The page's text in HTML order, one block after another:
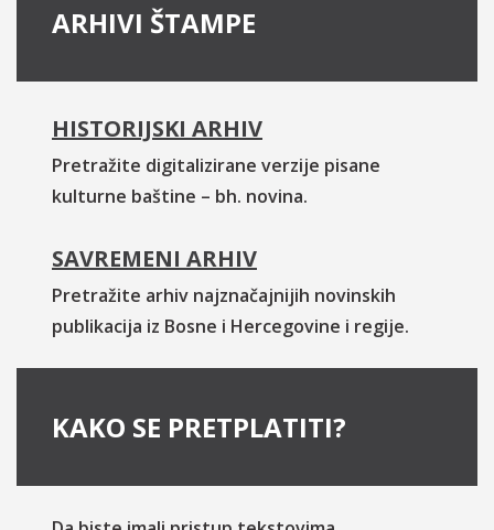
ARHIVI ŠTAMPE
HISTORIJSKI ARHIV
Pretražite digitalizirane verzije pisane
kulturne baštine – bh. novina.
SAVREMENI ARHIV
Pretražite arhiv najznačajnijih novinskih
publikacija iz Bosne i Hercegovine i regije.
KAKO SE PRETPLATITI?